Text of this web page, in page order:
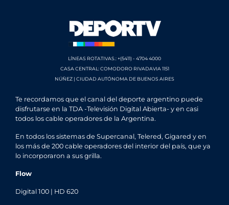
LÍNEAS ROTATIVAS.: +(5411) - 4704 4000
CASA CENTRAL: COMODORO RIVADAVIA 1151
NÚÑEZ | CIUDAD AUTÓNOMA DE BUENOS AIRES
Te recordamos que el canal del deporte argentino puede
disfrutarse en la TDA -Televisión Digital Abierta- y en casi
todos los cable operadores de la Argentina.
En todos los sistemas de Supercanal, Telered, Gigared y en
los más de 200 cable operadores del interior del país, que ya
lo incorporaron a sus grilla.
Flow
Digital 100 | HD 620